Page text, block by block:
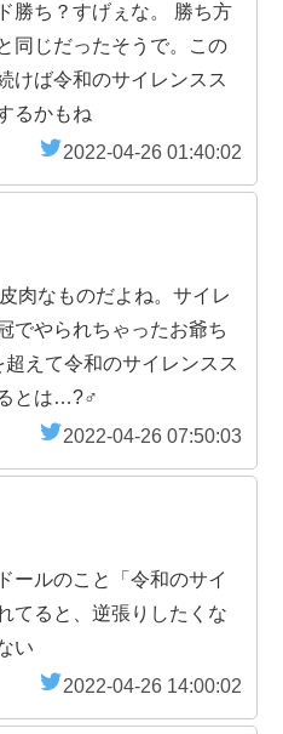
勝ち？すげぇな。 勝ち方
同じだったそうで。この
けば令和のサイレンスス
るかもね
2022-04-26 01:40:02
肉なものだよね。サイレ
でやられちゃったお爺ち
えて令和のサイレンスス
とは…?‍♂️
2022-04-26 07:50:03
ールのこと「令和のサイ
てると、逆張りしたくな
い
2022-04-26 14:00:02